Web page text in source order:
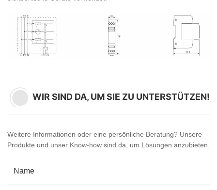
WIR SIND DA, UM SIE ZU UNTERSTÜTZEN!
Weitere Informationen oder eine persönliche Beratung? Unsere
Produkte und unser Know-how sind da, um Lösungen anzubieten.